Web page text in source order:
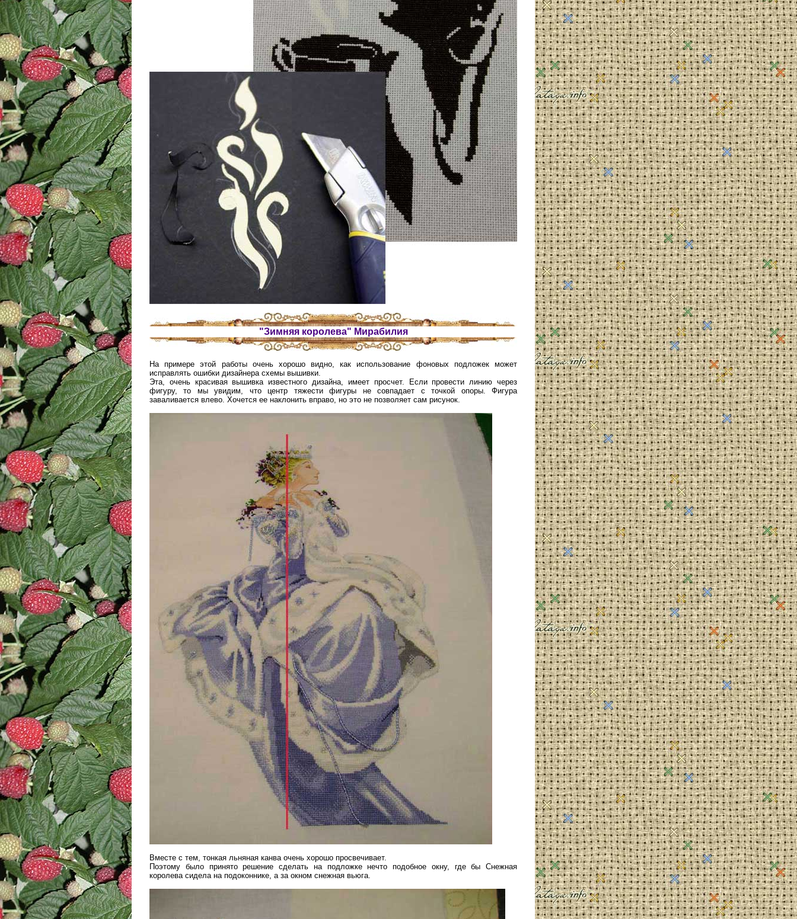
"Зимняя королева" Мирабилия
На примере этой работы очень хорошо видно, как использование фоновых подложек может
исправлять ошибки дизайнера схемы вышивки.
Эта, очень красивая вышивка известного дизайна, имеет просчет. Если провести линию через
фигуру, то мы увидим, что центр тяжести фигуры не совпадает с точкой опоры. Фигура
заваливается влево. Хочется ее наклонить вправо, но это не позволяет сам рисунок.
Вместе с тем, тонкая льняная канва очень хорошо просвечивает.
Поэтому было принято решение сделать на подложке нечто подобное окну, где бы Снежная
королева сидела на подоконнике, а за окном снежная вьюга.